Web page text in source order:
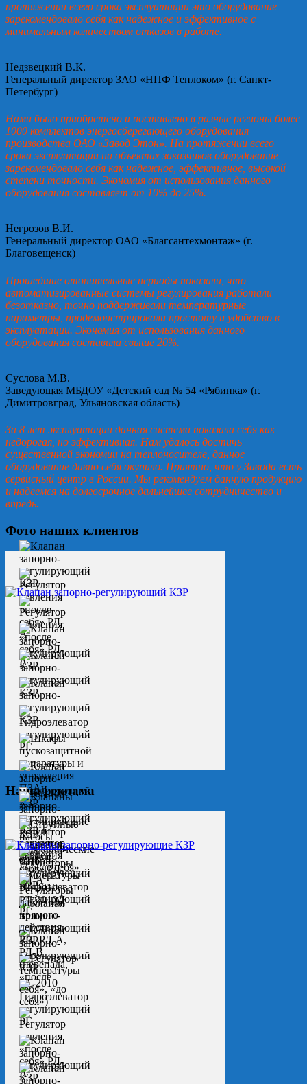
протяжении всего срока эксплуатации это оборудование
зарекомендовало себя как надежное и эффективное с
минимальным количеством отказов в работе.
Недзвецкий В.К.
Генеральный директор ЗАО «НПФ Теплоком» (г. Санкт-
Петербург)
Нами было приобретено и поставлено в разные регионы более
1000 комплектов энергосберегающего оборудования
производства ОАО «Завод Этон». На протяжении всего
срока эксплуатации на объектах заказчиков оборудование
зарекомендовало себя как надежное, эффективное, высокой
степени точности. Экономия от использования данного
оборудования составляет от 10% до 25%.
Негрозов В.И.
Генеральный директор ОАО «Благсантехмонтаж» (г.
Благовещенск)
Прошедшие отопительные периоды показали, что
автоматизированные системы регулирования работали
безотказно, точно поддерживали температурные
параметры, продемонстрировали простоту и удобство в
эксплуатации. Экономия от использования данного
оборудования составила свыше 20%.
Суслова М.В.
Заведующая МБДОУ «Детский сад № 54 «Рябинка» (г.
Димитровград, Ульяновская область)
За 8 лет эксплуатации данная система показала себя как
недорогая, но эффективная. Нам удалось достичь
существенной экономии на теплоносителе, данное
оборудование давно себя окупило. Приятно, что у Завода есть
сервисный центр в России. Мы рекомендуем данную продукцию
и надеемся на долгосрочное дальнейшее сотрудничество и
впредь.
Фото наших клиентов
Наша реклама